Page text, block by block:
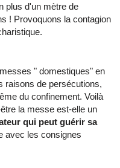
plus d'un mètre de
! Provoquons la contagion
" domestiques" en
raisons de persécutions,
du confinement. Voilà
la messe est-elle un
qui peut guérir sa
avec les consignes